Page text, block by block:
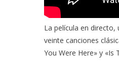
La película en
veinte canciones
You Were Here» y «Is